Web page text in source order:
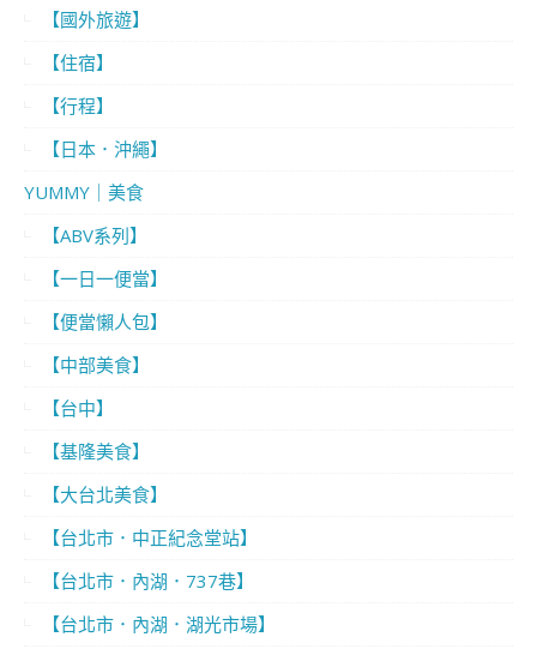
【國外旅遊】
【住宿】
【行程】
【日本．沖繩】
YUMMY｜美食
【ABV系列】
【一日一便當】
【便當懶人包】
【中部美食】
【台中】
【基隆美食】
【大台北美食】
【台北市．中正紀念堂站】
【台北市．內湖．737巷】
【台北市．內湖．湖光市場】